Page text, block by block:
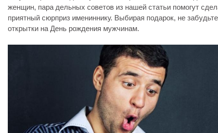
женщин, пара дельных советов из нашей статьи помогут
приятный сюрприз имениннику. Выбирая подарок, не
открытки на День рождения мужчинам.